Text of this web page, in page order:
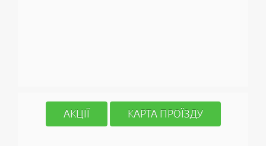
АКЦІЇ КАРТА ПРОЇЗДУ